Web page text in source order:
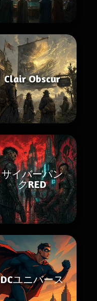
Clair Obscur
サイバーパン
クRED
DCユニバース